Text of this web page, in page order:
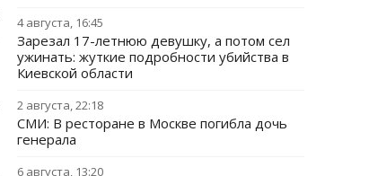
4 августа, 16:45
Зарезал 17-летнюю девушку, а потом сел
ужинать: жуткие подробности убийства в
Киевской области
2 августа, 22:18
СМИ: В ресторане в Москве погибла дочь
генерала
6 августа, 13:20